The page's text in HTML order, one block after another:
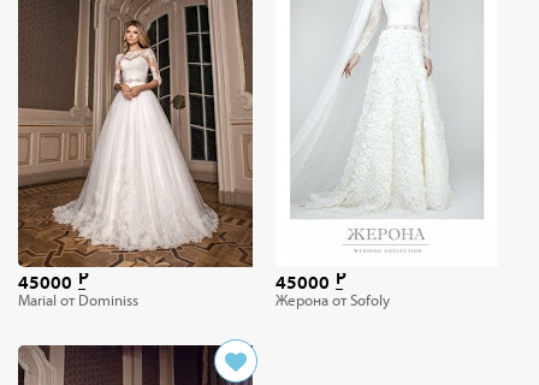
45000
Marial от Dominiss
45000
Жерона от Sofoly